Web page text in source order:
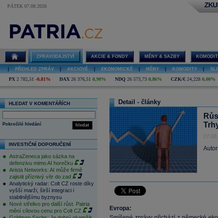
PÁTEK 07.08.2026
ZPRAVODAJSTVÍ AKCIE & FONDY MĚNY & SAZBY
PŘEHLED ZPRÁV AKCIOVÉ EKONOMICKÉ MĚNY KOMODITY
PX 2 782,51 -0,81% DAX 26 376,51 0,90% NDQ 26 573,73 0,86% CZK/€ 24,228 0,00%
HLEDAT V KOMENTÁŘÍCH
hledat
Pokročilé hledání
INVESTIČNÍ DOPORUČENÍ
AstraZeneca jako sázka na
defenzivu mimo AI horečku
Arista Networks: AI může firmě
zajistit příznivý vítr do zad
Analytický radar: Colt CZ roste díky
vyšší marži, širší integraci i
stabilnějšímu byznysu
Nové střelivo pro další růst. Patria
mění cílovou cenu pro Colt CZ
Detail - články
Evropa: